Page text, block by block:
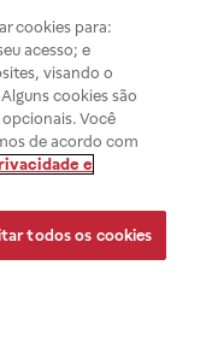
cookies para:
acesso; e
visando o
cookies são
Você
de acordo com
e
todos os cookies